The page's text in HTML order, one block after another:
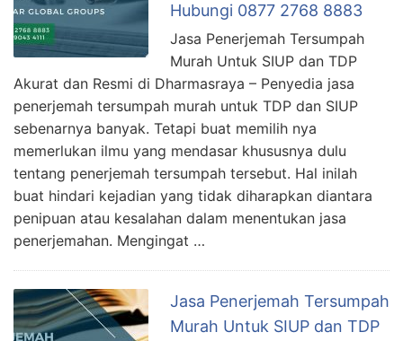
Hubungi 0877 2768 8883
Jasa Penerjemah Tersumpah
Murah Untuk SIUP dan TDP
Akurat dan Resmi di Dharmasraya – Penyedia jasa
penerjemah tersumpah murah untuk TDP dan SIUP
sebenarnya banyak. Tetapi buat memilih nya
memerlukan ilmu yang mendasar khususnya dulu
tentang penerjemah tersumpah tersebut. Hal inilah
buat hindari kejadian yang tidak diharapkan diantara
penipuan atau kesalahan dalam menentukan jasa
penerjemahan. Mengingat …
Jasa Penerjemah Tersumpah
Murah Untuk SIUP dan TDP